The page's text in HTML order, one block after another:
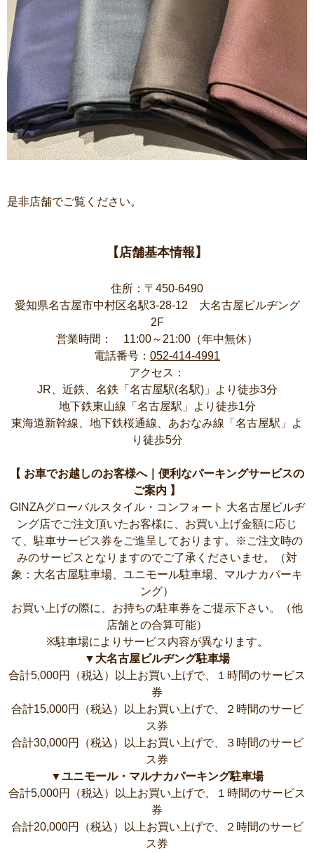
是非店舗でご覧ください。
【店舗基本情報】
住所：〒450-6490
愛知県名古屋市中村区名駅3-28-12 大名古屋ビルヂング
2F
営業時間： 11:00～21:00（年中無休）
電話番号： 052-414-4991
アクセス：
JR、近鉄、名鉄「名古屋駅(名駅)」より徒歩3分
地下鉄東山線「名古屋駅」より徒歩1分
東海道新幹線、地下鉄桜通線、あおなみ線「名古屋駅」よ
り徒歩5分
【 お車でお越しのお客様へ｜便利なパーキングサービスの
ご案内 】
GINZAグローバルスタイル・コンフォート 大名古屋ビルヂ
ング店でご注文頂いたお客様に、お買い上げ金額に応じ
て、駐車サービス券をご進呈しております。※ご注文時の
みのサービスとなりますのでご了承くださいませ。（対
象：大名古屋駐車場、ユニモール駐車場、マルナカパーキ
ング）
お買い上げの際に、お持ちの駐車券をご提示下さい。（他
店舗との合算可能）
※駐車場によりサービス内容が異なります。
▼大名古屋ビルヂング駐車場
合計5,000円（税込）以上お買い上げで、１時間のサービス
券
合計15,000円（税込）以上お買い上げで、２時間のサービ
ス券
合計30,000円（税込）以上お買い上げで、３時間のサービ
ス券
▼ユニモール・マルナカパーキング駐車場
合計5,000円（税込）以上お買い上げで、１時間のサービス
券
合計20,000円（税込）以上お買い上げで、２時間のサービ
ス券